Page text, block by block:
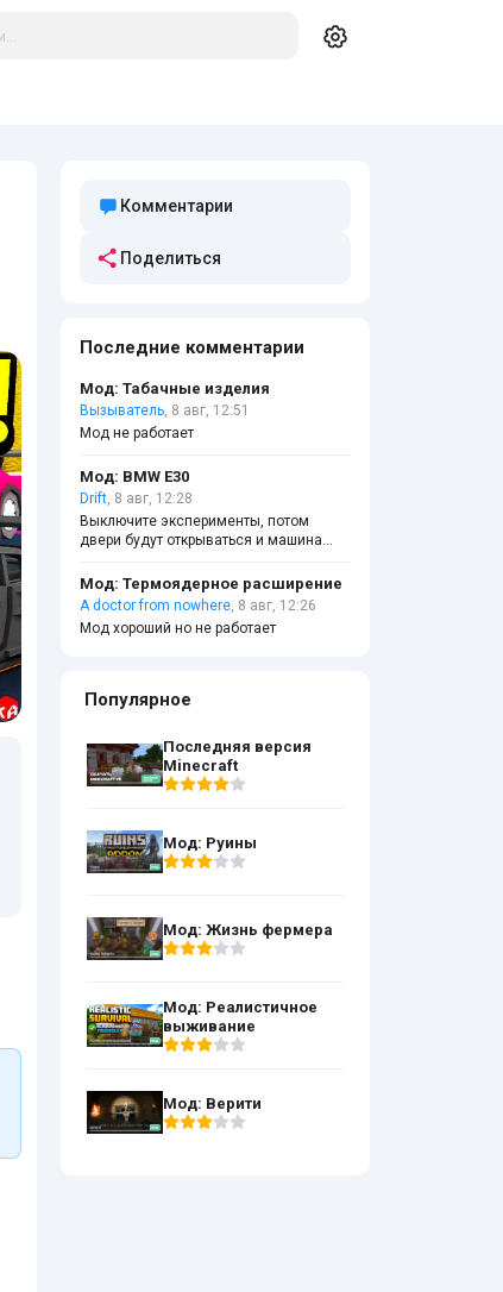
Комментарии
Поделиться
Последние комментарии
Мод: Табачные изделия
Вызыватель, 8 авг, 12:51
Мод не работает
Мод: BMW E30
Drift, 8 авг, 12:28
Выключите эксперименты, потом
двери будут открываться и машина
Мод: Термоядерное расширение
A doctor from nowhere, 8 авг, 12:26
Мод хороший но не работает
Популярное
Последняя версия
Minecraft
Мод: Руины
Мод: Жизнь фермера
Мод: Реалистичное
выживание
Мод: Верити